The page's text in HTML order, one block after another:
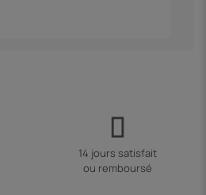
14 jours satisfait
ou remboursé